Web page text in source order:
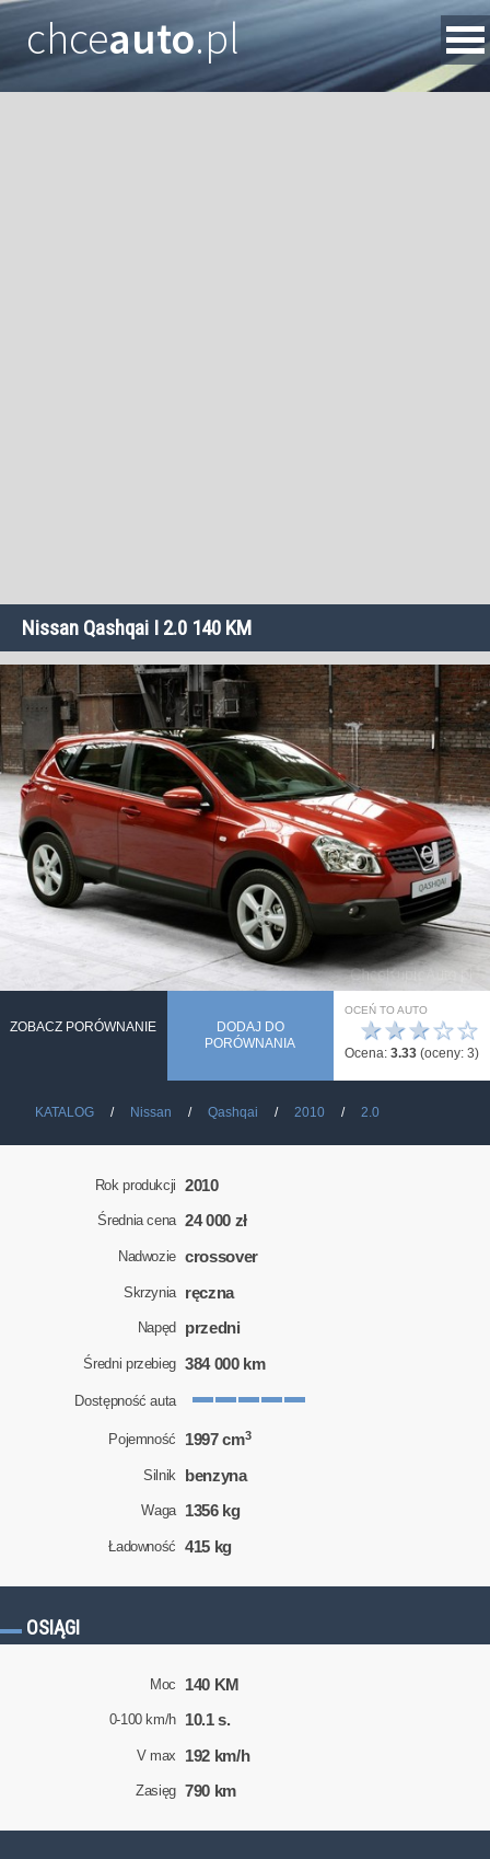
chceauto.pl
Nissan Qashqai I 2.0 140 KM
ZOBACZ PORÓWNANIE
DODAJ DO
PORÓWNANIA
OCEŃ TO AUTO
☆
☆
★
★
★
Ocena: 3.33 (oceny: 3)
KATALOG Nissan Qashqai 2010 2.0
Rok produkcji 2010
Średnia cena 24 000 zł
Nadwozie crossover
Skrzynia ręczna
Napęd przedni
Średni przebieg 384 000 km
Dostępność auta
Pojemność 1997 cm3
Silnik benzyna
Waga 1356 kg
Ładowność 415 kg
OSIĄGI
Moc 140 KM
0-100 km/h 10.1 s.
V max 192 km/h
Zasięg 790 km